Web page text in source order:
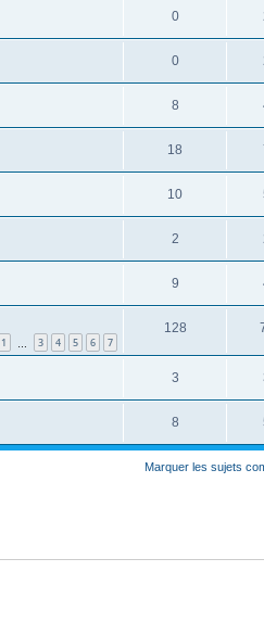
0
0
8
18
10
2
9
1 3 4 5 6 7
128
3
8
Marquer les sujets